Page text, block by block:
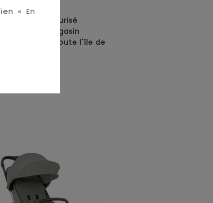
« En
ligne :
• Paiement sécurisé
• Retrait en magasin
• Livraison sur toute l'île de